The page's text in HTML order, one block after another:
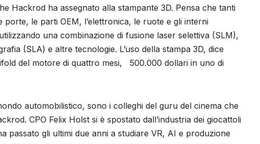
Hackrod ha assegnato alla stampante 3D. Pensa che tanti
le parti OEM, l’elettronica, le ruote e gli interni
una combinazione di fusione laser selettiva (SLM),
(SLA) e altre tecnologie. L’uso della stampa 3D, dice
del motore di quattro mesi, 500.000 dollari in uno di
automobilistico, sono i colleghi del guru del cinema che
CPO Felix Holst si è spostato dall’industria dei giocattoli
passato gli ultimi due anni a studiare VR, AI e produzione